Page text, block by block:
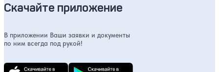
Скачайте приложение
В приложении Ваши заявки и документы
по ним всегда под рукой!